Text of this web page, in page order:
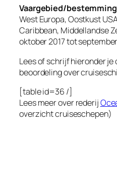
Vaargebied/
West Europa, Oostkust
Caribbean, Middellandse
oktober 2017 tot
Lees of schrijf hieronder je
beoordeling over
[table id=36 /]
Lees meer over rederij
overzicht cruiseschepen)